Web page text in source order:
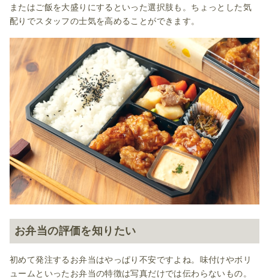
またはご飯を大盛りにするといった選択肢も。ちょっとした気
配りでスタッフの士気を高めることができます。
お弁当の評価を知りたい
初めて発注するお弁当はやっぱり不安ですよね。味付けやボリ
ュームといったお弁当の特徴は写真だけでは伝わらないもの。